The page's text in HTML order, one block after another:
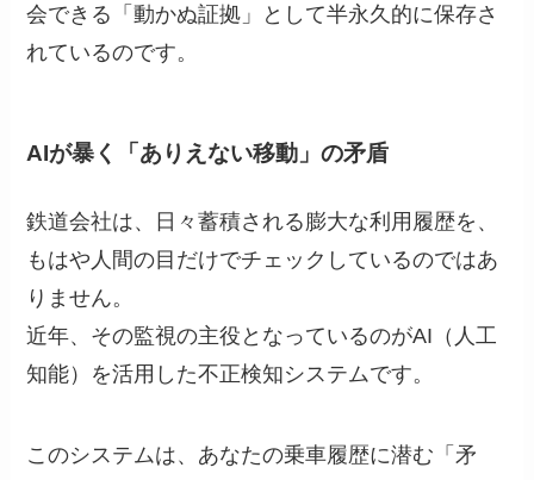
会できる「動かぬ証拠」として半永久的に保存さ
れているのです。
AIが暴く「ありえない移動」の矛盾
鉄道会社は、日々蓄積される膨大な利用履歴を、
もはや人間の目だけでチェックしているのではあ
りません。
近年、その監視の主役となっているのがAI（人工
知能）を活用した不正検知システムです。
このシステムは、あなたの乗車履歴に潜む「矛